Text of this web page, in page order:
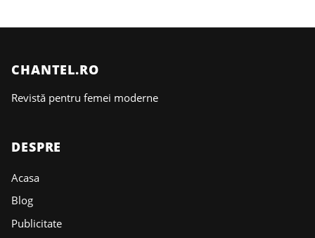
CHANTEL.RO
Revistă pentru femei moderne
DESPRE
Acasa
Blog
Publicitate